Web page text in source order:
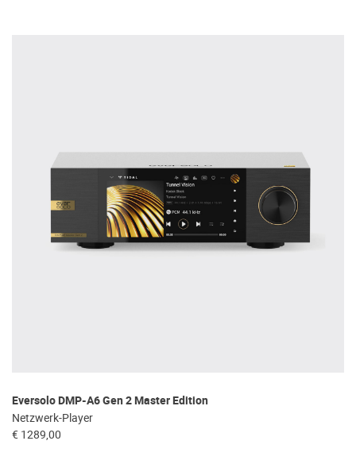
Eversolo DMP-A6 Gen 2 Master Edition
Netzwerk-Player
€ 1289,00